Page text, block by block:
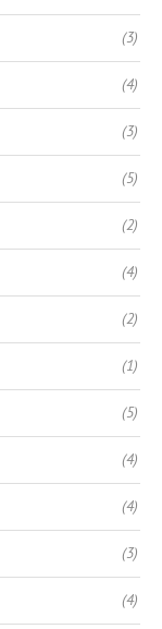
(3)
(4)
(3)
(5)
(2)
(4)
(2)
(1)
(5)
(4)
(4)
(3)
(4)